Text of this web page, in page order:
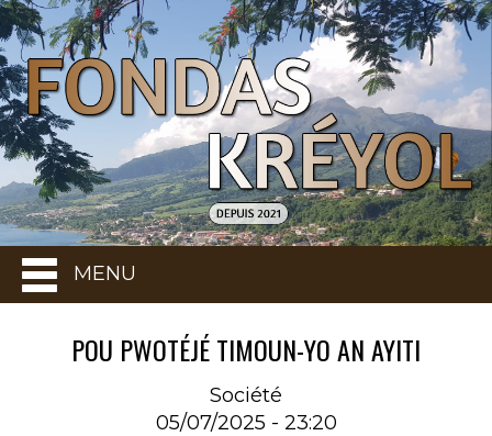
MENU
POU PWOTÉJÉ TIMOUN-YO AN AYITI
Société
05/07/2025 - 23:20